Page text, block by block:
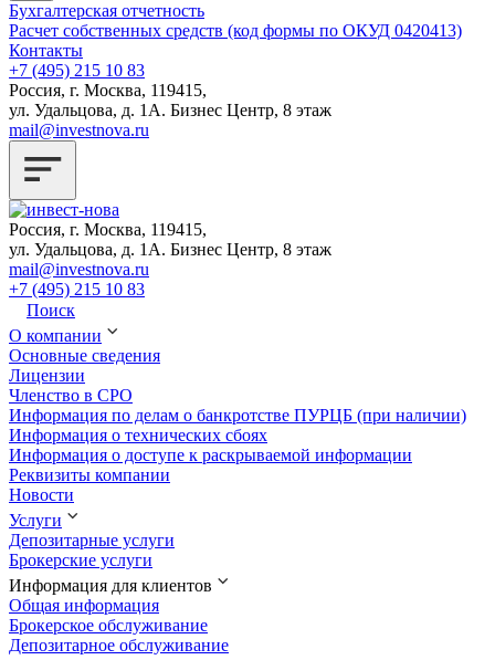
Бухгалтерская отчетность
Расчет собственных средств (код формы по ОКУД 0420413)
Контакты
+7 (495) 215 10 83
Россия, г. Москва, 119415,
ул. Удальцова, д. 1А. Бизнес Центр, 8 этаж
mail@investnova.ru
Россия, г. Москва, 119415,
ул. Удальцова, д. 1А. Бизнес Центр, 8 этаж
mail@investnova.ru
+7 (495) 215 10 83
Поиск
О компании
Основные сведения
Лицензии
Членство в СРО
Информация по делам о банкротстве ПУРЦБ (при наличии)
Информация о технических сбоях
Информация о доступе к раскрываемой информации
Реквизиты компании
Новости
Услуги
Депозитарные услуги
Брокерские услуги
Информация для клиентов
Общая информация
Брокерское обслуживание
Депозитарное обслуживание